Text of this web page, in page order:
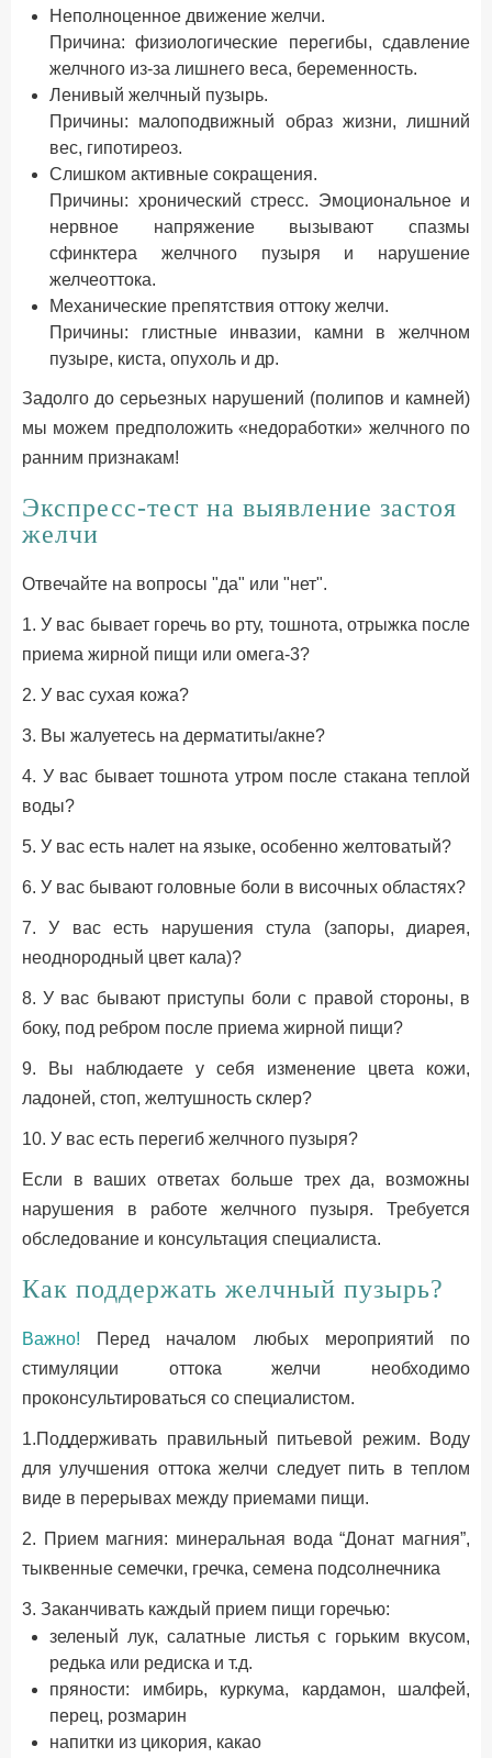
Неполноценное движение желчи.
Причина: физиологические перегибы, сдавление
желчного из-за лишнего веса, беременность.
Ленивый желчный пузырь.
Причины: малоподвижный образ жизни, лишний
вес, гипотиреоз.
Слишком активные сокращения.
Причины: хронический стресс. Эмоциональное и
нервное напряжение вызывают спазмы
сфинктера желчного пузыря и нарушение
желчеоттока.
Механические препятствия оттоку желчи.
Причины: глистные инвазии, камни в желчном
пузыре, киста, опухоль и др.
Задолго до серьезных нарушений (полипов и камней)
мы можем предположить «недоработки» желчного по
ранним признакам!
Экспресс-тест на выявление застоя
желчи
Отвечайте на вопросы "да" или "нет".
1. У вас бывает горечь во рту, тошнота, отрыжка после
приема жирной пищи или омега-3?
2. У вас сухая кожа?
3. Вы жалуетесь на дерматиты/акне?
4. У вас бывает тошнота утром после стакана теплой
воды?
5. У вас есть налет на языке, особенно желтоватый?
6. У вас бывают головные боли в височных областях?
7. У вас есть нарушения стула (запоры, диарея,
неоднородный цвет кала)?
8. У вас бывают приступы боли с правой стороны, в
боку, под ребром после приема жирной пищи?
9. Вы наблюдаете у себя изменение цвета кожи,
ладоней, стоп, желтушность склер?
10. У вас есть перегиб желчного пузыря?
Если в ваших ответах больше трех да, возможны
нарушения в работе желчного пузыря. Требуется
обследование и консультация специалиста.
Как поддержать желчный пузырь?
Важно!
Перед началом любых мероприятий по
стимуляции оттока желчи необходимо
проконсультироваться со специалистом.
1.Поддерживать правильный питьевой режим. Воду
для улучшения оттока желчи следует пить в теплом
виде в перерывах между приемами пищи.
2. Прием магния: минеральная вода “Донат магния”,
тыквенные семечки, гречка, семена подсолнечника
3. Заканчивать каждый прием пищи горечью:
зеленый лук, салатные листья с горьким вкусом,
редька или редиска и т.д.
пряности: имбирь, куркума, кардамон, шалфей,
перец, розмарин
напитки из цикория, какао